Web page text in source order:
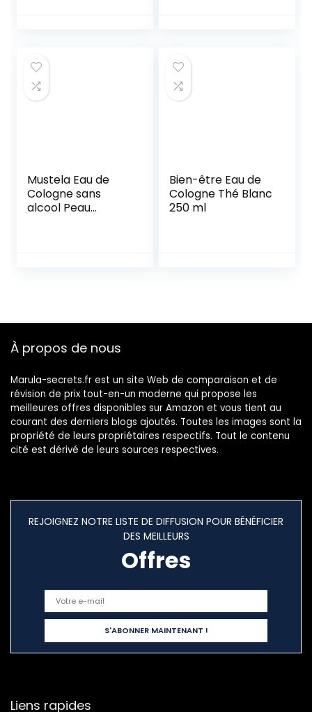
Mustela Eau de
Cologne sans
alcool Peau
Bien-être Eau de
Cologne Thé Blanc
250 ml
À propos de nous
Marula-secrets.fr est un site Web de comparaison et de
révision de prix tout-en-un moderne qui propose les
meilleures offres disponibles sur Amazon et vous tient au
courant des derniers blogs ajoutés. Toutes les images sont la
propriété de leurs propriétaires respectifs. Tout le contenu
cité est dérivé de leurs sources respectives.
REJOIGNEZ NOTRE LISTE DE DIFFUSION POUR BÉNÉFICIER
DES MEILLEURS
Offres
Liens rapides